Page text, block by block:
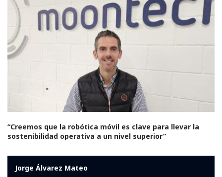
“Creemos que la robótica móvil es clave para llevar la
sostenibilidad operativa a un nivel superior”
Jorge Álvarez Mateo